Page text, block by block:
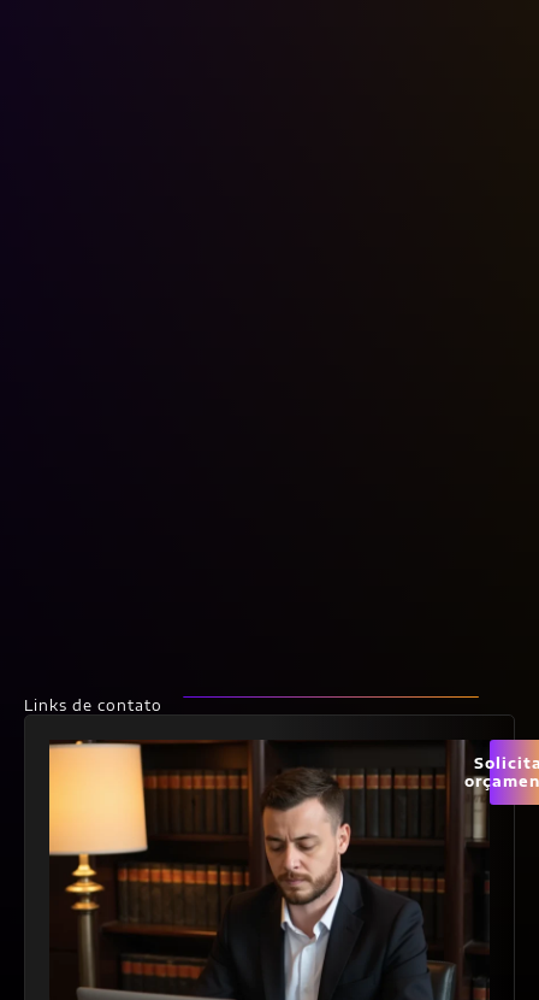
Links de contato